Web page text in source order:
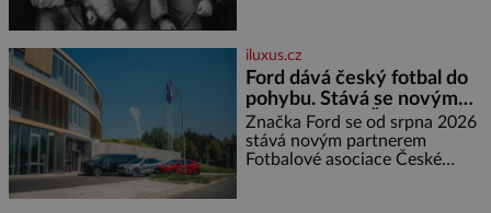
nemůže, protože žádné nemá,
spokojí se lupič s několika
měďáky a štůčky látky. Zraněná
žena pár dní nato umírá. Je to
muž nebývale krutý. Jeho činy
budí hrůzu ještě dlouho po jeho
smrti
iluxus.cz
Ford dává český fotbal do
pohybu. Stává se novým
partnerem FAČR
Značka Ford se od srpna 2026
stává novým partnerem
Fotbalové asociace České